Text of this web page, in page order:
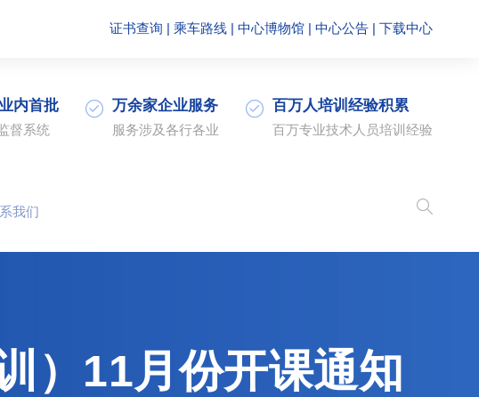
证书查询 | 乘车路线 | 中心博物馆 | 中心公告 | 下载中心
内首批
督系统
万余家企业服务
服务涉及各行各业
百万人培训经验积累
百万专业技术人员培训经验
我们
）11月份开课通知